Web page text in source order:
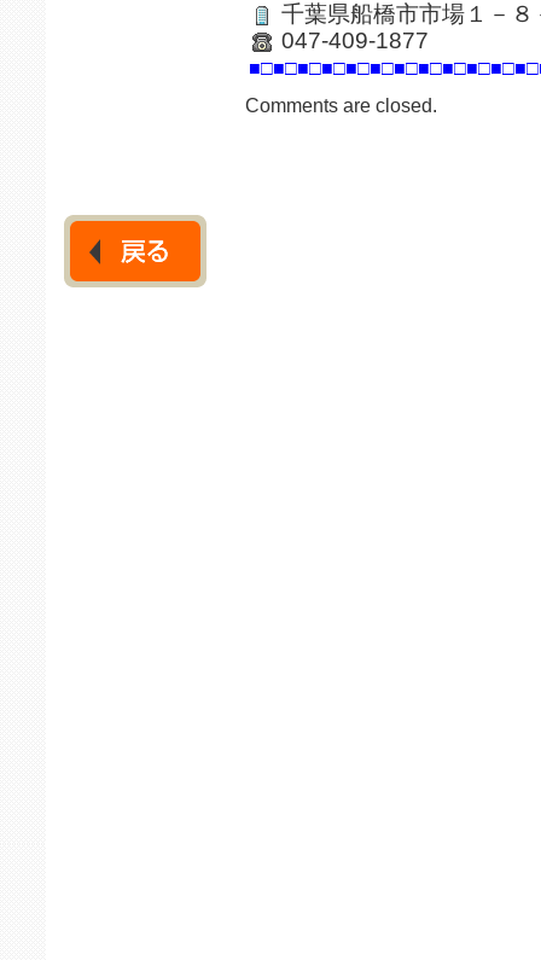
千葉県船橋市市場１－８
047-409-1877
Comments are closed.